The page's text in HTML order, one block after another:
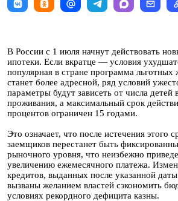
В России с 1 июля начнут действовать
ипотеки. Если вкратце — условия
популярная в стране программа
станет более адресной, ряд условий
параметры будут зависеть от числа детей
проживания, а максимальный срок
процентов ограничен 15 годами.
Это означает, что после истечения этого
заемщиков перестанет быть
рыночного уровня, что неизбежно
увеличению ежемесячного платежа.
кредитов, выданных после указанной
вызваны желанием властей сэкономить
условиях рекордного дефицита казны.